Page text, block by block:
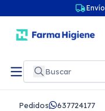
Pedidos 637724177